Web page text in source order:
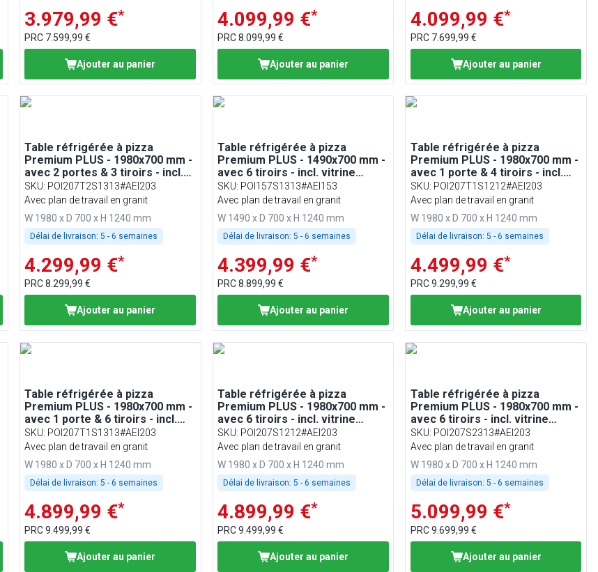
3.979,99 €*
PRC 7.599,99 €
Ajouter au panier
4.099,99 €*
PRC8.099,99 €
Ajouter au panier
4.099,99 €*
PRC 7.699,99 €
Ajouter au panier
Table réfrigérée à pizza
Premium PLUS - 1980x700 mm -
avec 2 portes & 3 tiroirs - incl.
vitrine réfrigérée - 9x GN 1/4
SKU: POI207T2S1313#AEI203
Avec plan de travail en granit
W 1980 x D 700 x H 1240 mm
Délai de livraison: 5 - 6 semaines
4.299,99 €*
PRC8.299,99 €
Ajouter au panier
Table réfrigérée à pizza
Premium PLUS - 1490x700 mm -
avec 6 tiroirs - incl. vitrine
réfrigérée - 6x GN 1/4
SKU: POI157S1313#AEI153
Avec plan de travail en granit
W 1490 x D 700 x H 1240 mm
Délai de livraison: 5 - 6 semaines
4.399,99 €*
PRC8.899,99 €
Ajouter au panier
Table réfrigérée à pizza
Premium PLUS - 1980x700 mm -
avec 1 porte & 4 tiroirs - incl.
vitrine réfrigérée - 9x GN 1/4
SKU: POI207T1S1212#AEI203
Avec plan de travail en granit
W 1980 x D 700 x H 1240 mm
Délai de livraison: 5 - 6 semaines
4.499,99 €*
PRC9.299,99 €
Ajouter au panier
Table réfrigérée à pizza
Premium PLUS - 1980x700 mm -
avec 1 porte & 6 tiroirs - incl.
vitrine réfrigérée - 9x GN 1/4
SKU: POI207T1S1313#AEI203
Avec plan de travail en granit
W 1980 x D 700 x H 1240 mm
Délai de livraison: 5 - 6 semaines
4.899,99 €*
PRC9.499,99 €
Ajouter au panier
Table réfrigérée à pizza
Premium PLUS - 1980x700 mm -
avec 6 tiroirs - incl. vitrine
réfrigérée - 9x GN 1/4
SKU: POI207S1212#AEI203
Avec plan de travail en granit
W 1980 x D 700 x H 1240 mm
Délai de livraison: 5 - 6 semaines
4.899,99 €*
PRC9.499,99 €
Ajouter au panier
Table réfrigérée à pizza
Premium PLUS - 1980x700 mm -
avec 6 tiroirs - incl. vitrine
réfrigérée - 9x GN 1/4
SKU: POI207S2313#AEI203
Avec plan de travail en granit
W 1980 x D 700 x H 1240 mm
Délai de livraison: 5 - 6 semaines
5.099,99 €*
PRC9.699,99 €
Ajouter au panier